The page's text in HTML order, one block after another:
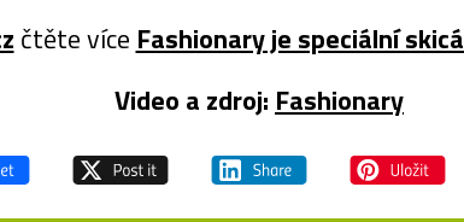
čtěte více Fashionary je speciální
Video a zdroj: Fashionary